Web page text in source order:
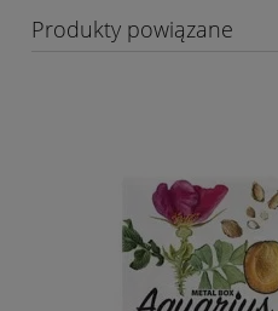
Produkty powiązane